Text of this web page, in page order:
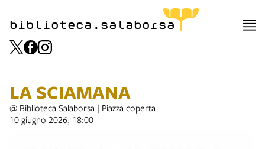
biblioteca.salaborsa
LA SCIAMANA
@ Biblioteca Salaborsa | Piazza coperta
10 giugno 2026, 18:00